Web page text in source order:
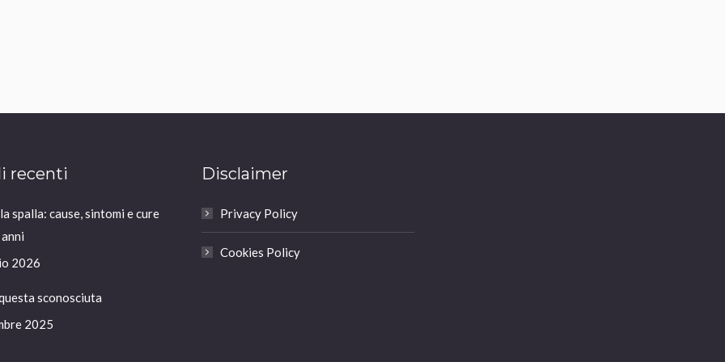
recenti
spalla: cause, sintomi e cure
2026
sconosciuta
2025
Disclaimer
Privacy Policy
Cookies Policy